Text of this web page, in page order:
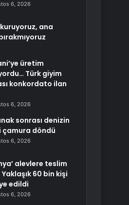
6, 2026
ana
üretim
Türk giyim
konkordato ilan
6, 2026
sonrası denizin
çamura döndü
6, 2026
alevlere teslim
60 bin kişi
edildi
6, 2026